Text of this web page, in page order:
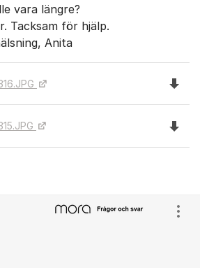
vara längre?
Tacksam för hjälp.
Anita